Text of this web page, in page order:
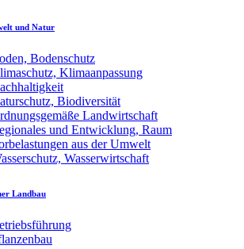
und Natur
Bodenschutz
Klimaanpassung
Biodiversität
Landwirtschaft
und Entwicklung, Raum
aus der Umwelt
Wasserwirtschaft
Landbau